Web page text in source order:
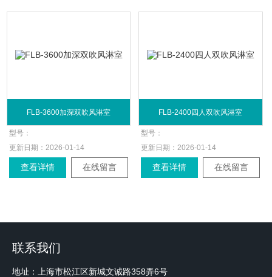
FLB-3600加深双吹风淋室
型号：
更新日期： 2026-01-14
查看详情 在线留言
FLB-2400四人双吹风淋室
型号：
更新日期： 2026-01-14
查看详情 在线留言
联系我们
地址：上海市松江区新城文诚路358弄6号